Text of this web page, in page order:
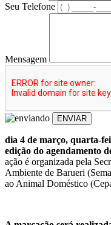
Seu Telefone
Mensagem
ENVIAR
dia 4 de março, quarta-
edição do agendamento
ação é organizada pela
Ambiente de Barueri
ao Animal Doméstico